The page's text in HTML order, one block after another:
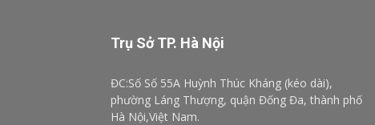
Trụ Sở TP. Hà Nội
ĐC:Số Số 55A Huỳnh Thúc Kháng (kéo dài),
phường Láng Thượng, quận Đống Đa, thành phố
Hà Nội,Việt Nam.